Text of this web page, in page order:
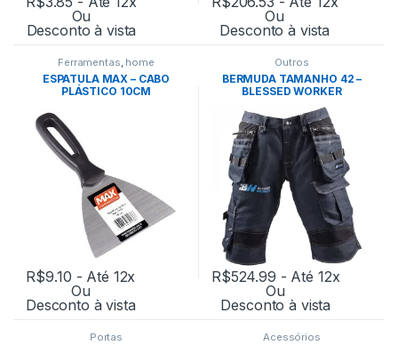
Ou
Desconto à vista
Ou
Desconto à vista
Ferramentas, home
ESPATULA MAX – CABO
PLÁSTICO 10CM
R$9.10 - Até 12x
Ou
Desconto à vista
Outros
BERMUDA TAMANHO 42 –
BLESSED WORKER
R$524.99 - Até 12x
Ou
Desconto à vista
Portas Acessórios